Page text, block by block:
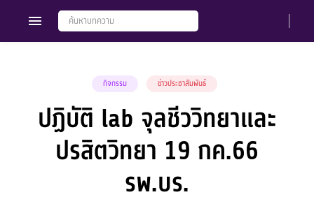
กิจกรรม ข่าวประชาสัมพันธ์
ปฏิบัติ lab จุลชีววิทยาและ
ปรสิตวิทยา 19 กค.66
รพ.บร.
Members Groups